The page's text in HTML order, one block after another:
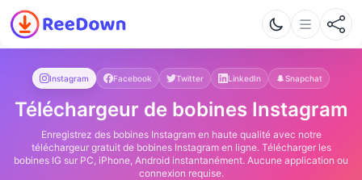
Instagram Facebook Twitter LinkedIn Snapchat
Téléchargeur de bobines Instagram
Enregistrez des bobines Instagram en haute qualité avec notre
téléchargeur gratuit de bobines Instagram en ligne. Télécharger les
bobines IG sur PC, iPhone, Android instantanément. Aucune application ou
connexion requise.